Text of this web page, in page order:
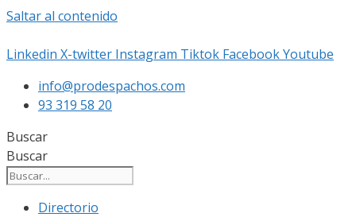
Saltar al contenido
Linkedin X-twitter Instagram Tiktok FacebookYoutube
info@prodespachos.com
93 319 58 20
Buscar
Buscar
Directorio